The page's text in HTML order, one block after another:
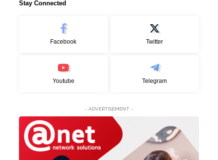
Stay Connected
Facebook Twitter
Youtube Telegram
- ADVERTISEMENT -